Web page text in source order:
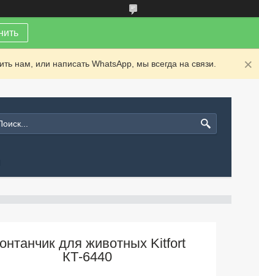
нам, или написать WhatsApp, мы всегда на связи.
для животных Kitfort
КТ-6440